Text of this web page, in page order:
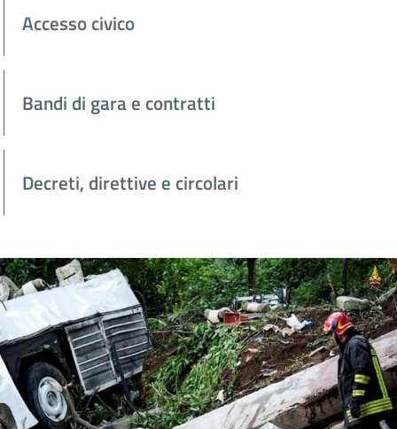
Accesso civico
Bandi di gara e contratti
Decreti, direttive e circolari